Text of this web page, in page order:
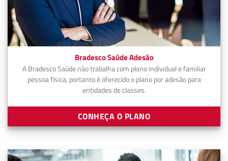
Bradesco Saúde Adesão
A Bradesco Saúde não trabalha com plano individual e familiar
pessoa física, portanto é oferecido o plano por adesão para
entidades de classes.
CONHEÇA O PLANO